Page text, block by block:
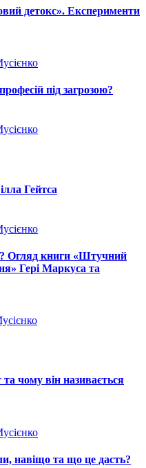
детокс». Експерименти
під загрозою?
Гейтса
Огляд книги «Штучний
Гері Маркуса та
чому він називається
навіщо та що це даcть?